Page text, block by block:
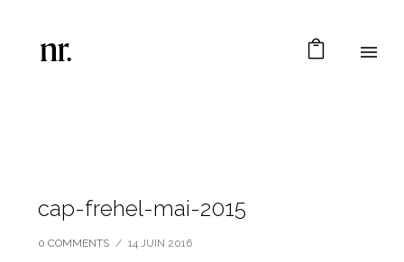
cap-frehel-mai-2015
0 COMMENTS / 14 JUIN 2016